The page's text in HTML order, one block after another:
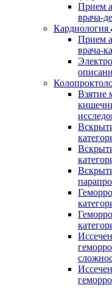
Прием
врача-
Кардиология
Прием
врача-
Взятие